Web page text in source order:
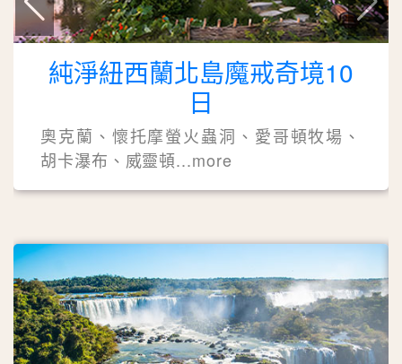
純淨紐西蘭北島魔戒奇境10
日
奧克蘭、懷托摩螢火蟲洞、愛哥頓牧場、
胡卡瀑布、威靈頓...more